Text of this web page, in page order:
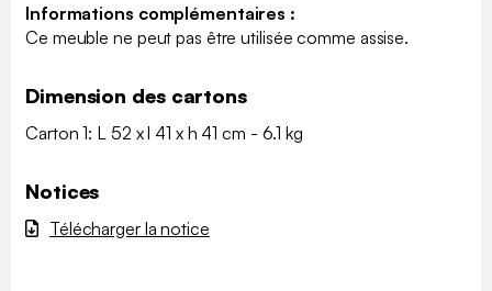
Informations complémentaires :
Ce meuble ne peut pas être utilisée comme assise.
Dimension des cartons
Carton 1: L 52 x l 41 x h 41 cm - 6.1 kg
Notices
Télécharger la notice